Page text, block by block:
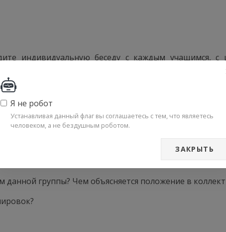
индивидуальную беседу с каждым учащимся, с
отношений и эффективности
следующее:
определенное место в структуре межличностных
в целом?
данной группы? Чем объясняется положение в
Я не робот
Устанавливая данный флаг вы соглашаетесь с тем, что являетесь
человеком, а не бездушным роботом.
ЗАКРЫТЬ